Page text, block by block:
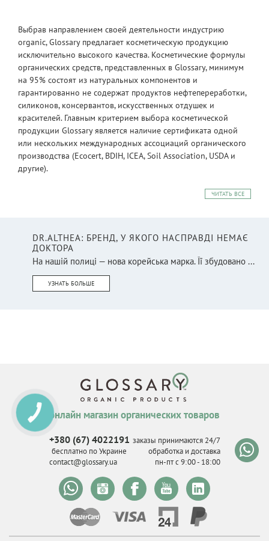
Выбрав направлением своей деятельности индустрию
organic, Glossary предлагает косметическую продукцию
исключительно высокого качества. Косметические формулы
органических средств, представленных в Glossary, минимум
на 95% состоят из натуральных компонентов и
гарантированно не содержат продуктов нефтепереработки,
силиконов, консервантов, искусственных отдушек и
красителей. Главным критерием выбора косметической
продукции Glossary является наличие сертификата одной
или нескольких международных ассоциаций органического
производства (Ecocert, BDIH, ICEA, Soil Association, USDA и
другие).
ЧИТАТЬ ВСЕ
DR.ALTHEA: БРЕНД, У ЯКОГО НАСПРАВДІ НЕМАЄ
ДОКТОРА
На нашій полиці — нова корейська марка. Її збудовано ...
УЗНАТЬ БОЛЬШЕ
онлайн магазин органических товаров
+380 (67) 4022191
бесплатно по Украине
contact@glossary.ua
заказы принимаются 24/7
обработка и доставка
пн-пт с 9:00 - 18:00
КНОПКА
СВЯЗИ